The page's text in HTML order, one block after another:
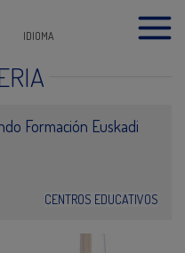
IDIOMA
Formación Euskadi
CENTROS EDUCATIVOS